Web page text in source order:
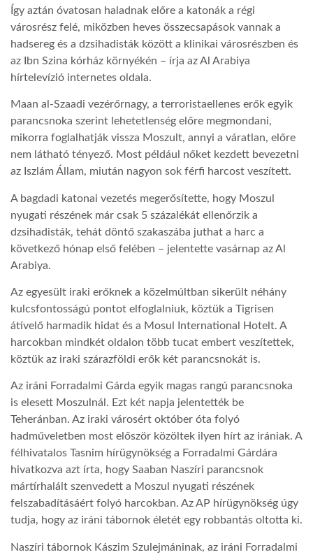
A NAP SZÉPE
LINKTR.EE
GLOBOZSARU
DOBRAVERO.HU
GLOBOBOOK
Így aztán óvatosan haladnak előre a katonák a régi
városrész felé, miközben heves összecsapások vannak a
hadsereg és a dzsihadisták között a klinikai városrészben és
az Ibn Szina kórház környékén – írja az Al Arabiya
hírtelevízió internetes oldala.
Maan al-Szaadi vezérőrnagy, a terroristaellenes erők egyik
parancsnoka szerint lehetetlenség előre megmondani,
mikorra foglalhatják vissza Moszult, annyi a váratlan, előre
nem látható tényező. Most például nőket kezdett bevezetni
az Iszlám Állam, miután nagyon sok férfi harcost veszített.
A bagdadi katonai vezetés megerősítette, hogy Moszul
nyugati részének már csak 5 százalékát ellenőrzik a
dzsihadisták, tehát döntő szakaszába juthat a harc a
következő hónap első felében – jelentette vasárnap az Al
Arabiya.
Az egyesült iraki erőknek a közelmúltban sikerült néhány
kulcsfontosságú pontot elfoglalniuk, köztük a Tigrisen
átívelő harmadik hidat és a Mosul International Hotelt. A
harcokban mindkét oldalon több tucat embert veszítettek,
köztük az iraki szárazföldi erők két parancsnokát is.
Az iráni Forradalmi Gárda egyik magas rangú parancsnoka
is elesett Moszulnál. Ezt két napja jelentették be
Teheránban. Az iraki városért október óta folyó
hadműveletben most először közöltek ilyen hírt az irániak. A
félhivatalos Tasnim hírügynökség a Forradalmi Gárdára
hivatkozva azt írta, hogy Saaban Naszíri parancsnok
mártírhalált szenvedett a Moszul nyugati részének
felszabadításáért folyó harcokban. Az AP hírügynökség úgy
tudja, hogy az iráni tábornok életét egy robbantás oltotta ki.
Naszíri tábornok Kászim Szulejmáninak, az iráni Forradalmi